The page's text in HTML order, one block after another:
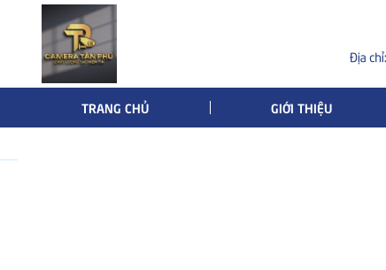
TRANG CHỦ GIỚI THIỆU